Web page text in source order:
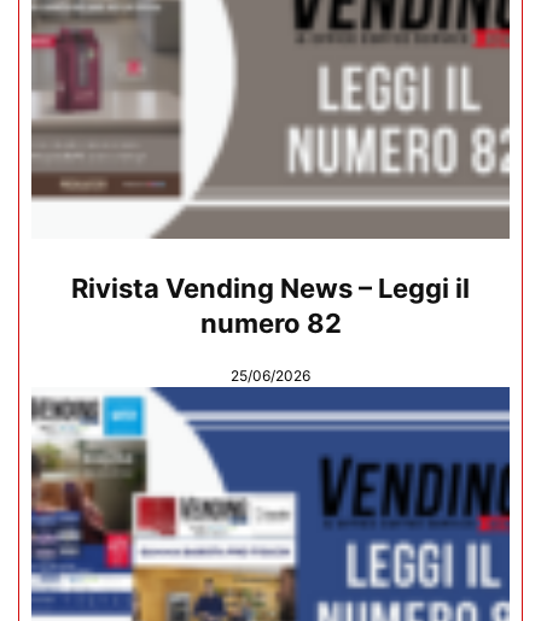
Rivista Vending News – Leggi il
numero 82
25/06/2026